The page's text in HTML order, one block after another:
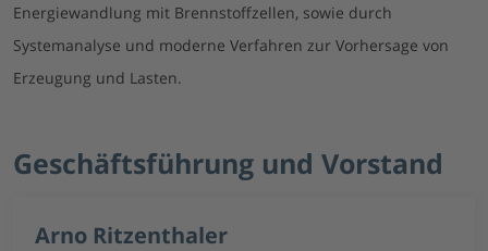
Energiewandlung mit Brennstoffzellen, sowie durch
Systemanalyse und moderne Verfahren zur Vorhersage von
Erzeugung und Lasten.
Geschäftsführung und Vorstand
Arno Ritzenthaler